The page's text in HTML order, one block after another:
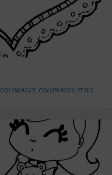
COLORIAGES, COLORIAGES: FÊTES